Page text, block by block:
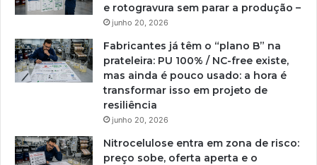
e rotogravura sem parar a produção –
junho 20, 2026
Fabricantes já têm o “plano B” na
prateleira: PU 100% / NC-free existe,
mas ainda é pouco usado: a hora é
transformar isso em projeto de
resiliência
junho 20, 2026
Nitrocelulose entra em zona de risco:
preço sobe, oferta aperta e o